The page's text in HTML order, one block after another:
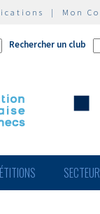
| Mon
Rechercher un club